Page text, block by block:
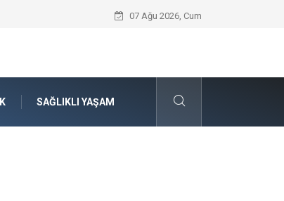
Ataşehir Gitar Dersi Ve Çocuk
07 Ağu 2026, Cum
SAĞLIKLI YAŞAM